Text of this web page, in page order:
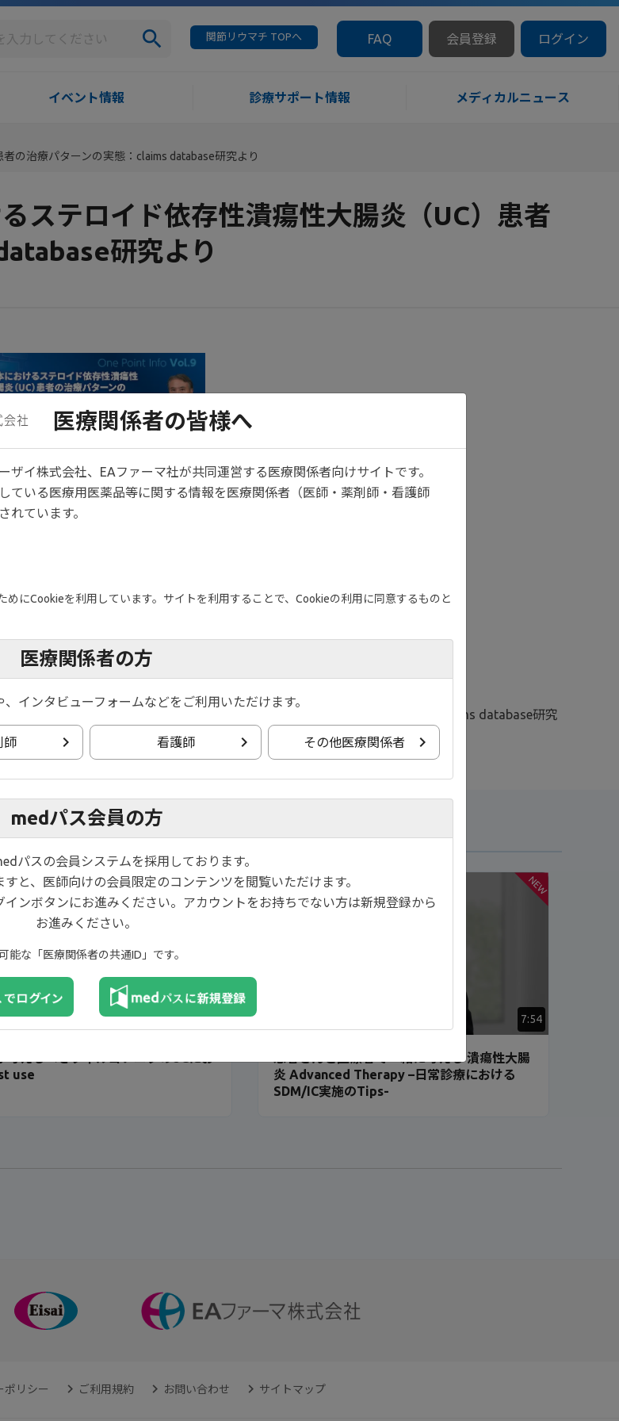
関節リウマチ TOPへ FAQ 会員登録 ログイン
イベント情報 診療サポート情報 メディカルニュース
の治療パターンの実態：claims database研究より
ステロイド依存性潰瘍性大腸炎（UC）患者
研究より
学 内科学講座 消化器・肝臓内科 主任教授 猿田 雅之先生のご監修のもと、claims database研究
ーンの実態について紹介しています。
NEW
17:47
use
NEW
7:54
患者さんと医療者で一緒に考える 潰瘍性大腸
炎 Advanced Therapy –日常診療における
SDM/IC実施のTips-
ポリシー ご利用規約 お問い合わせ サイトマップ
医療関係者の皆様へ
イ株式会社、EAファーマ社が共同運営する医療関係者向けサイトです。
ている医療用医薬品等に関する情報を医療関係者（医師・薬剤師・看護師
れています。
にCookieを利用しています。サイトを利用することで、Cookieの利用に同意するものと
医療関係者の方
インタビューフォームなどをご利用いただけます。
師 看護師 その他医療関係者
medパス会員の方
パスの会員システムを採用しております。
と、医師向けの会員限定のコンテンツを閲覧いただけます。
ンボタンにお進みください。アカウントをお持ちでない方は新規登録から
お進みください。
な「医療関係者の共通ID」です。